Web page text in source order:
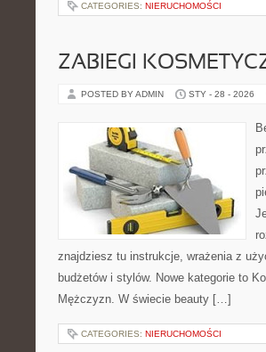
CATEGORIES: NIERUCHOMOŚCI
ZABIEGI
POSTED BY ADMIN STY - 28 - 2026
znajdziesz tu instrukcje, wrażenia z
budżetów i stylów. Nowe kategorie to
Mężczyzn. W świecie beauty […]
CATEGORIES: NIERUCHOMOŚCI